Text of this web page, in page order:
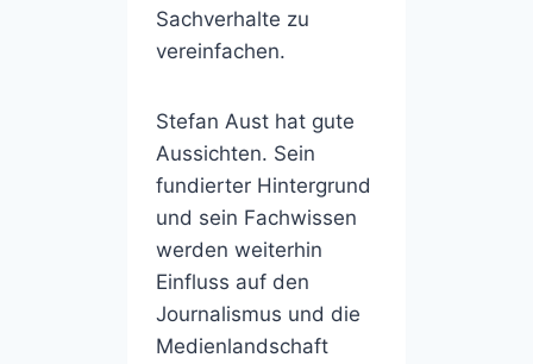
Sachverhalte zu
vereinfachen.
Stefan Aust hat gute
Aussichten. Sein
fundierter Hintergrund
und sein Fachwissen
werden weiterhin
Einfluss auf den
Journalismus und die
Medienlandschaft